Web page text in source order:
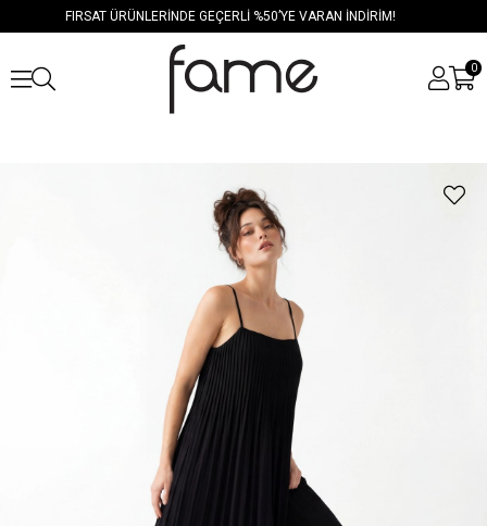
FIRSAT ÜRÜNLERİNDE GEÇERLİ %50’YE VARAN İNDİRİM!
0